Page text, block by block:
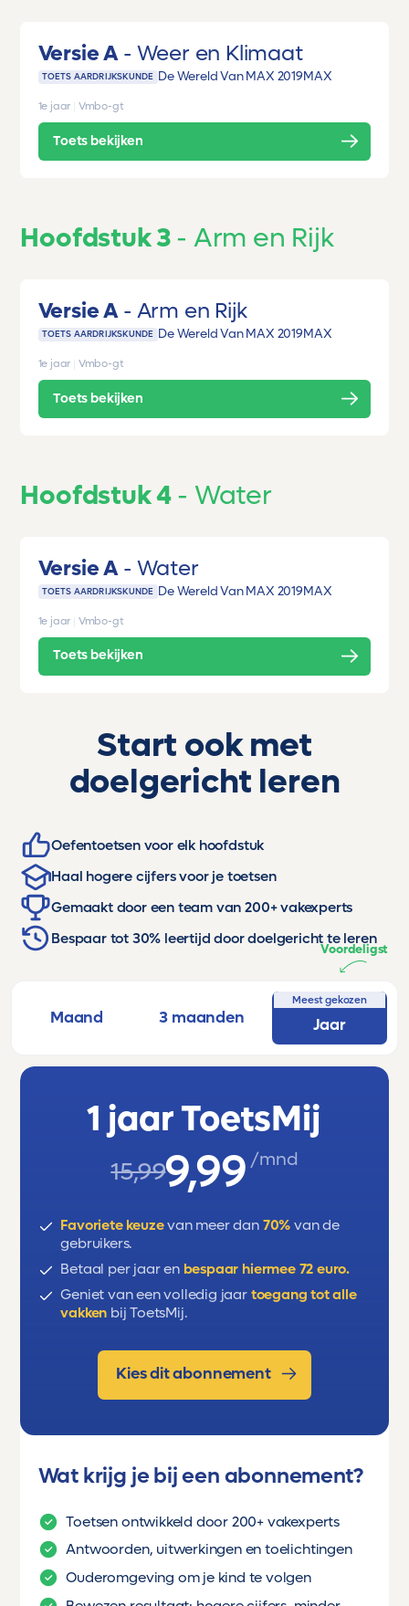
Versie A Weer en Klimaat
TOETS AARDRIJKSKUNDE De Wereld Van MAX 2019MAX
1e jaar Vmbo-gt
Toets bekijken
Hoofdstuk 3 Arm en Rijk
Versie A Arm en Rijk
TOETS AARDRIJKSKUNDE De Wereld Van MAX 2019MAX
1e jaar Vmbo-gt
Toets bekijken
Hoofdstuk 4 Water
Versie A Water
TOETS AARDRIJKSKUNDE De Wereld Van MAX 2019MAX
1e jaar Vmbo-gt
Toets bekijken
Start ook met
doelgericht leren
Oefentoetsen voor elk hoofdstuk
Haal hogere cijfers voor je toetsen
Gemaakt door een team van 200+ vakexperts
Bespaar tot 30% leertijd door doelgericht te leren
Maand 3 maanden
Meest gekozen
Jaar
Voordeligst
1 jaar ToetsMij
15,999,99 /mnd
Favoriete keuzevan meer dan 70% van de
gebruikers.
Betaal per jaar en bespaar hiermee 72 euro.
Geniet van een volledig jaar toegang tot alle
vakken bij ToetsMij.
Kies dit abonnement
Wat krijg je bij een abonnement?
Toetsen ontwikkeld door 200+ vakexperts
Antwoorden, uitwerkingen en toelichtingen
Ouderomgeving om je kind te volgen